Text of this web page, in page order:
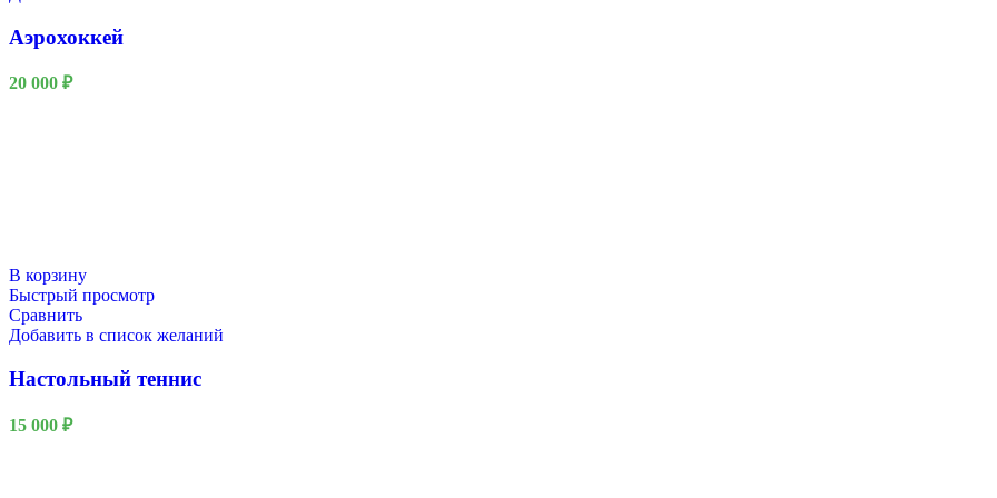
Аэрохоккей
20 000 ₽
В корзину
Быстрый просмотр
Сравнить
Добавить в список желаний
Настольный теннис
15 000 ₽